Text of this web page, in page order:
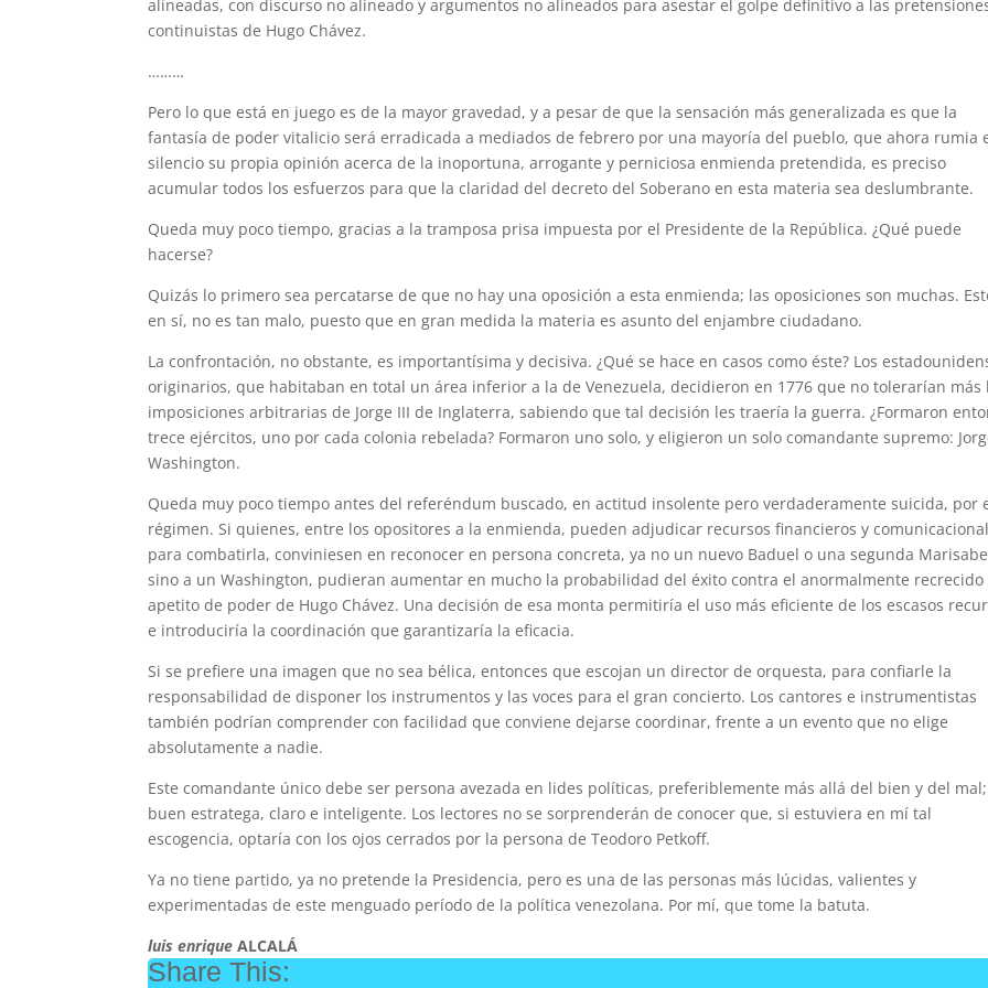
alineadas, con discurso no alineado y argumentos no alineados para asestar el golpe definitivo a las
continuistas de Hugo Chávez.
………
Pero lo que está en juego es de la mayor gravedad, y a pesar de que la sensación más generalizada es que la
fantasía de poder vitalicio será erradicada a mediados de febrero por una mayoría del pueblo, que ahora rumia
silencio su propia opinión acerca de la inoportuna, arrogante y perniciosa enmienda pretendida, es preciso
acumular todos los esfuerzos para que la claridad del decreto del Soberano en esta materia sea deslumbrante.
Queda muy poco tiempo, gracias a la tramposa prisa impuesta por el Presidente de la República. ¿Qué puede
hacerse?
Quizás lo primero sea percatarse de que no hay una oposición a esta enmienda; las oposiciones son muchas.
en sí, no es tan malo, puesto que en gran medida la materia es asunto del enjambre ciudadano.
La confrontación, no obstante, es importantísima y decisiva. ¿Qué se hace en casos como éste? Los
originarios, que habitaban en total un área inferior a la de Venezuela, decidieron en 1776 que no tolerarían más
imposiciones arbitrarias de Jorge III de Inglaterra, sabiendo que tal decisión les traería la guerra. ¿Formaron
trece ejércitos, uno por cada colonia rebelada? Formaron uno solo, y eligieron un solo comandante supremo:
Washington.
Queda muy poco tiempo antes del referéndum buscado, en actitud insolente pero verdaderamente suicida, por
régimen. Si quienes, entre los opositores a la enmienda, pueden adjudicar recursos financieros y
para combatirla, conviniesen en reconocer en persona concreta, ya no un nuevo Baduel o una segunda
sino a un Washington, pudieran aumentar en mucho la probabilidad del éxito contra el anormalmente recrecido
apetito de poder de Hugo Chávez. Una decisión de esa monta permitiría el uso más eficiente de los escasos
e introduciría la coordinación que garantizaría la eficacia.
Si se prefiere una imagen que no sea bélica, entonces que escojan un director de orquesta, para confiarle la
responsabilidad de disponer los instrumentos y las voces para el gran concierto. Los cantores e instrumentistas
también podrían comprender con facilidad que conviene dejarse coordinar, frente a un evento que no elige
absolutamente a nadie.
Este comandante único debe ser persona avezada en lides políticas, preferiblemente más allá del bien y del
buen estratega, claro e inteligente. Los lectores no se sorprenderán de conocer que, si estuviera en mí tal
escogencia, optaría con los ojos cerrados por la persona de Teodoro Petkoff.
Ya no tiene partido, ya no pretende la Presidencia, pero es una de las personas más lúcidas, valientes y
experimentadas de este menguado período de la política venezolana. Por mí, que tome la batuta.
luis enrique ALCALÁ
Share This: